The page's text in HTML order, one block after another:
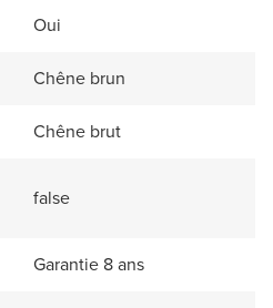
Oui
Chêne brun
Chêne brut
false
Garantie 8 ans